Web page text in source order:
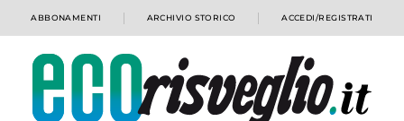
ABBONAMENTI ARCHIVIO STORICO ACCEDI/REGISTRATI